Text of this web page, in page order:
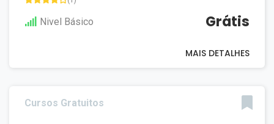
Nivel Básico Grátis
MAIS DETALHES
Cursos Gratuitos